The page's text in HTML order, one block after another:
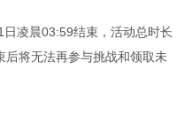
凌晨03:59结束，活动总时长
后将无法再参与挑战和领取未